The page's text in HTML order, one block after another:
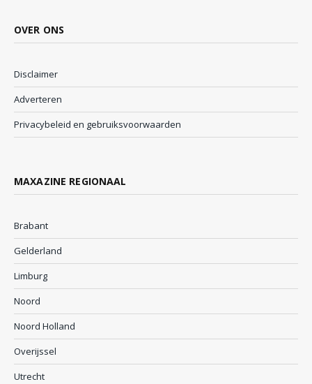
OVER ONS
Disclaimer
Adverteren
Privacybeleid en gebruiksvoorwaarden
MAXAZINE REGIONAAL
Brabant
Gelderland
Limburg
Noord
Noord Holland
Overijssel
Utrecht